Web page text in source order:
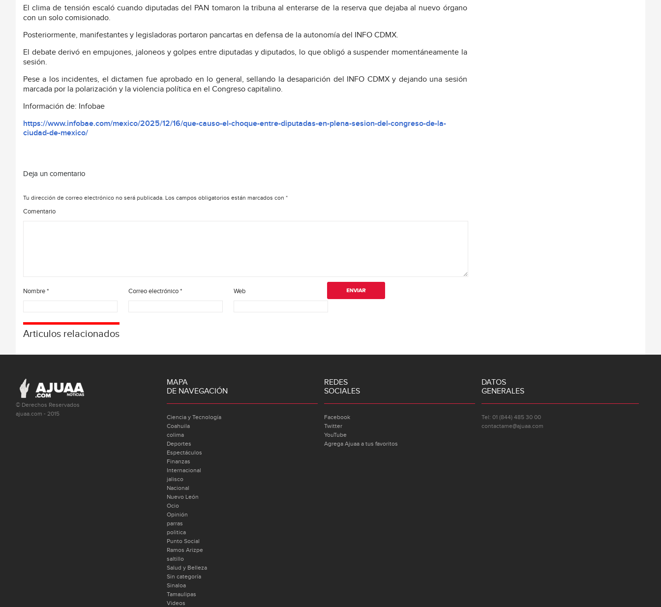
El clima de tensión escaló cuando diputadas del PAN tomaron la tribuna al enterarse de la reserva que dejaba al nuevo órgano
con un solo comisionado.
Posteriormente, manifestantes y legisladoras portaron pancartas en defensa de la autonomía del INFO CDMX.
El debate derivó en empujones, jaloneos y golpes entre diputadas y diputados, lo que obligó a suspender momentáneamente la
sesión.
Pese a los incidentes, el dictamen fue aprobado en lo general, sellando la desaparición del INFO CDMX y dejando una sesión
marcada por la polarización y la violencia política en el Congreso capitalino.
Información de: Infobae
https://www.infobae.com/mexico/2025/12/16/que-causo-el-choque-entre-diputadas-en-plena-sesion-del-congreso-de-la-
ciudad-de-mexico/
Deja un comentario
Tu dirección de correo electrónico no será publicada. Los campos obligatorios están marcados con *
Comentario
Nombre* Correo electrónico* Web
Articulos relacionados
© Derechos Reservados
ajuaa.com - 2015
MAPA
DE NAVEGACIÓN
Ciencia y Tecnología
Coahuila
colima
Deportes
Espectáculos
Finanzas
Internacional
jalisco
Nacional
Nuevo León
Ocio
Opinión
parras
politica
Punto Social
Ramos Arizpe
saltillo
Salud y Belleza
Sin categoría
Sinaloa
Tamaulipas
Videos
REDES
SOCIALES
Facebook
Twitter
YouTube
Agrega Ajuaa a tus favoritos
DATOS
GENERALES
Tel: 01 (844) 485 30 00
contactame@ajuaa.com